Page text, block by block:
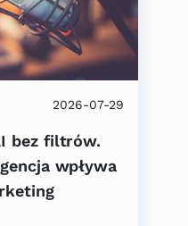
2026-07-29
bez filtrów.
wpływa